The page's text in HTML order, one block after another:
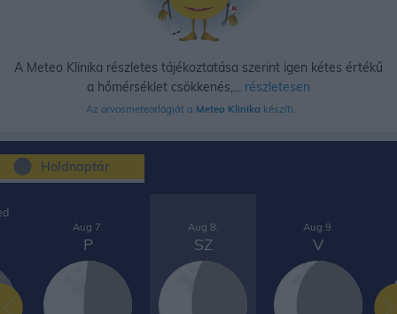
A Meteo Klinika részletes tájékoztatása szerint igen kétes értékű
a hőmérséklet csökkenés,... részletesen
Az orvosmeteorlógiát a Meteo Klinika készíti.
Holdnaptár
Aug 7.
P
Aug 8.
SZ
Aug 9.
V